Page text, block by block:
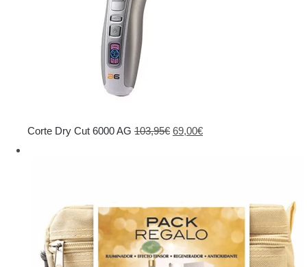
Corte Dry Cut 6000 AG 103,95€ El
103,95€.
69,00€El
69,00€.